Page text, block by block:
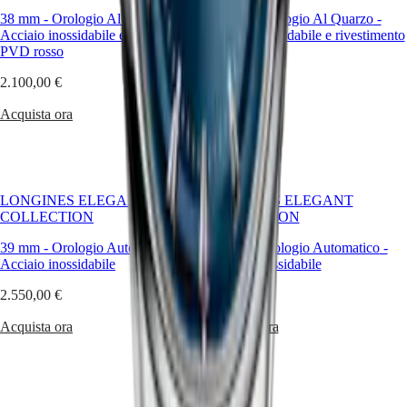
orologi
Orologi
da
uomo
Orologi
donna
stile
colore
i
38 mm - Orologio Al Quarzo -
Acciaio inossidabile e rivestimento
PVD rosso
2.100,00 €
Acquista ora
- Orologio Al Quarzo-
Acciaio inossidabile e rivestimento
PVD rosso
1.850,00 €
Acquista ora
LONGINES ELEGANT
COLLECTION
39 mm - Orologio Automatico
Acciaio inossidabile
2.550,00 €
Acquista ora
LONGINES ELEGANT
COLLECTION
29 mm -Orologio Automatico-
Acciaio inossidabile
2.450,00 €
Acquista ora